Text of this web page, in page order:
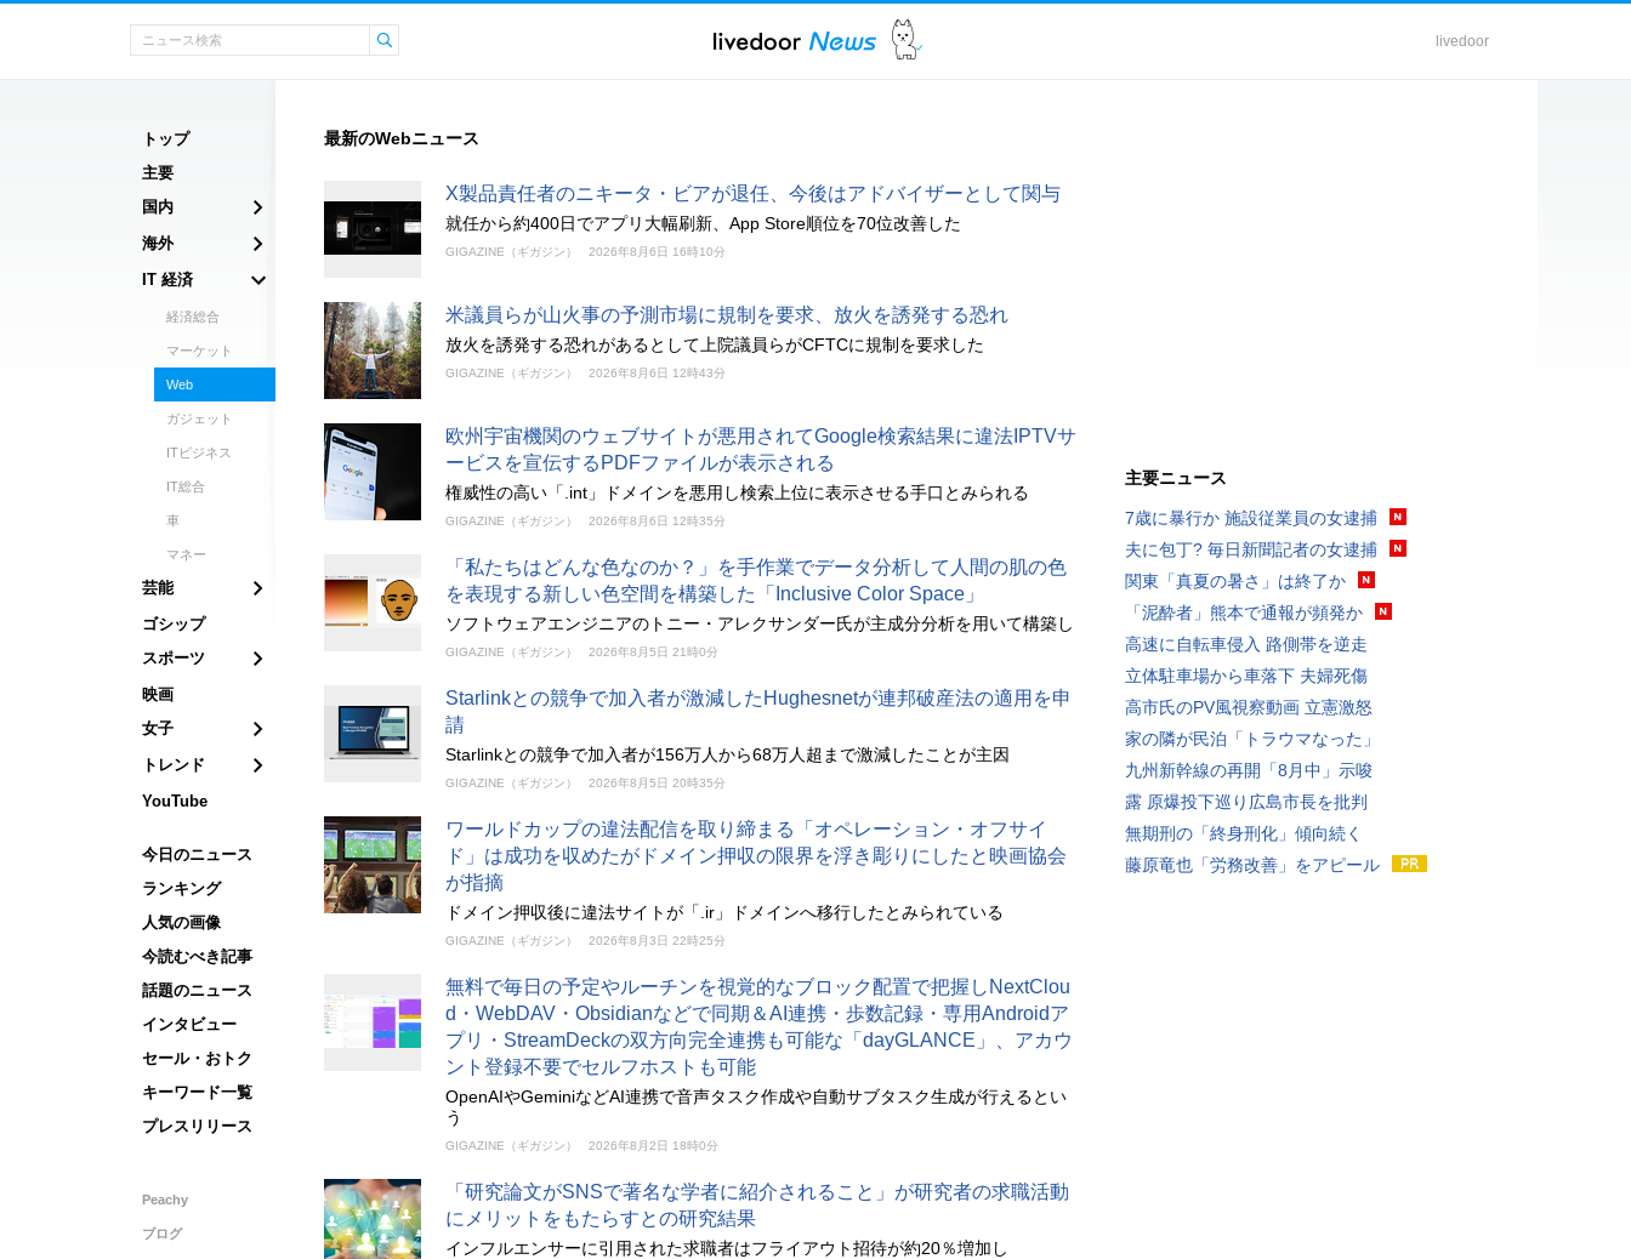
livedoor
トップ
主要
国内
海外
IT 経済
経済総合
マーケット
Web
ガジェット
ITビジネス
IT総合
車
マネー
芸能
ゴシップ
スポーツ
映画
女子
トレンド
YouTube
今日のニュース
ランキング
人気の画像
今読むべき記事
話題のニュース
インタビュー
セール・おトク
キーワード一覧
プレスリリース
Peachy
ブログ
最新のWebニュース
X製品責任者のニキータ・ビアが退任、今後はアドバイザーとして関与
就任から約400日でアプリ大幅刷新、App Store順位を70位改善した
GIGAZINE（ギガジン） 2026年8月6日 16時10分
米議員らが山火事の予測市場に規制を要求、放火を誘発する恐れ
放火を誘発する恐れがあるとして上院議員らがCFTCに規制を要求した
GIGAZINE（ギガジン） 2026年8月6日 12時43分
欧州宇宙機関のウェブサイトが悪用されてGoogle検索結果に違法IPTVサ
ービスを宣伝するPDFファイルが表示される
権威性の高い「.int」ドメインを悪用し検索上位に表示させる手口とみられる
GIGAZINE（ギガジン） 2026年8月6日 12時35分
「私たちはどんな色なのか？」を手作業でデータ分析して人間の肌の色
を表現する新しい色空間を構築した「Inclusive Color Space」
ソフトウェアエンジニアのトニー・アレクサンダー氏が主成分分析を用いて構築し
GIGAZINE（ギガジン） 2026年8月5日 21時0分
Starlinkとの競争で加入者が激減したHughesnetが連邦破産法の適用を申
請
Starlinkとの競争で加入者が156万人から68万人超まで激減したことが主因
GIGAZINE（ギガジン） 2026年8月5日 20時35分
ワールドカップの違法配信を取り締まる「オペレーション・オフサイ
ド」は成功を収めたがドメイン押収の限界を浮き彫りにしたと映画協会
が指摘
ドメイン押収後に違法サイトが「.ir」ドメインへ移行したとみられている
GIGAZINE（ギガジン） 2026年8月3日 22時25分
無料で毎日の予定やルーチンを視覚的なブロック配置で把握しNextClou
d・WebDAV・Obsidianなどで同期＆AI連携・歩数記録・専用Androidア
プリ・StreamDeckの双方向完全連携も可能な「dayGLANCE」、アカウ
ント登録不要でセルフホストも可能
OpenAIやGeminiなどAI連携で音声タスク作成や自動サブタスク生成が行えるとい
う
GIGAZINE（ギガジン） 2026年8月2日 18時0分
「研究論文がSNSで著名な学者に紹介されること」が研究者の求職活動
にメリットをもたらすとの研究結果
インフルエンサーに引用された求職者はフライアウト招待が約20％増加し
主要ニュース
7歳に暴行か 施設従業員の女逮捕
夫に包丁? 毎日新聞記者の女逮捕
関東「真夏の暑さ」は終了か
「泥酔者」熊本で通報が頻発か
高速に自転車侵入 路側帯を逆走
立体駐車場から車落下 夫婦死傷
高市氏のPV風視察動画 立憲激怒
家の隣が民泊「トラウマなった」
九州新幹線の再開「8月中」示唆
露 原爆投下巡り広島市長を批判
無期刑の「終身刑化」傾向続く
藤原竜也「労務改善」をアピール